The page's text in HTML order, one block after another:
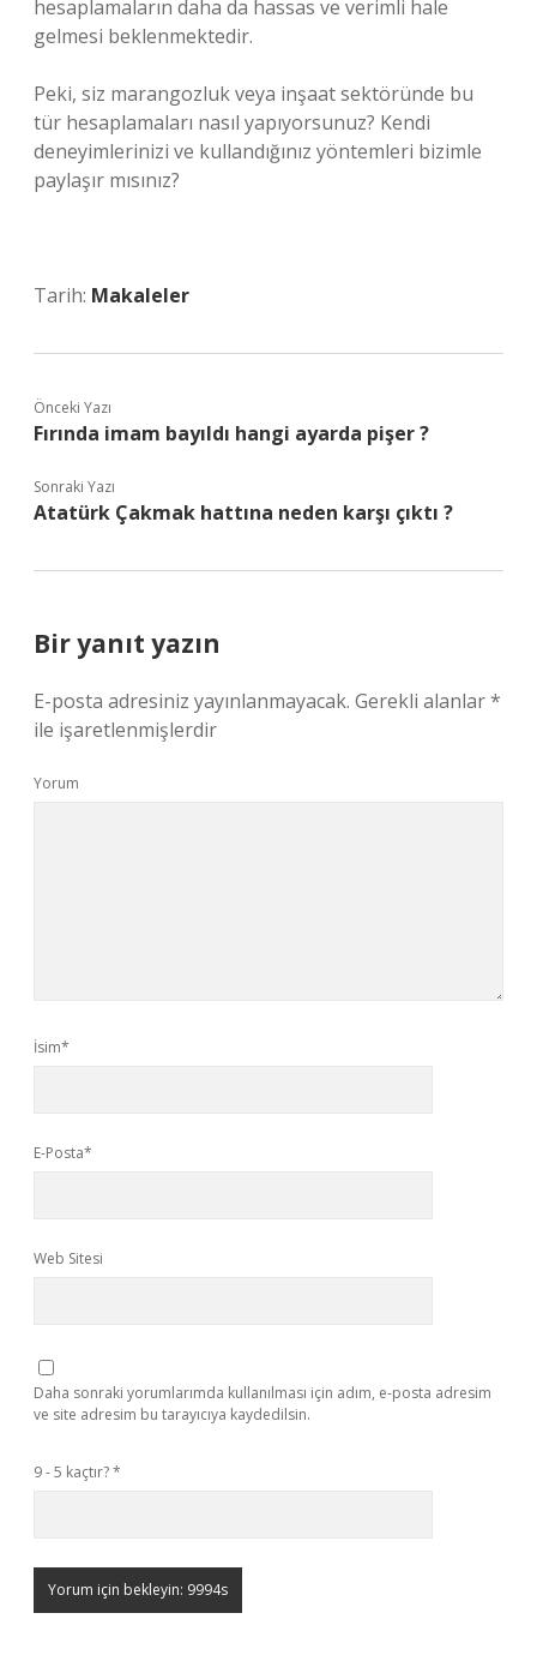
hesaplamaların daha da hassas ve verimli hale
gelmesi beklenmektedir.
Peki, siz marangozluk veya inşaat sektöründe bu
tür hesaplamaları nasıl yapıyorsunuz? Kendi
deneyimlerinizi ve kullandığınız yöntemleri bizimle
paylaşır mısınız?
Tarih: Makaleler
Önceki Yazı
Fırında imam bayıldı hangi ayarda pişer ?
Sonraki Yazı
Atatürk Çakmak hattına neden karşı çıktı ?
Bir yanıt yazın
E-posta adresiniz yayınlanmayacak. Gerekli alanlar*
ile işaretlenmişlerdir
Yorum
İsim*
E-Posta*
Web Sitesi
Daha sonraki yorumlarımda kullanılması için adım, e-posta adresim
ve site adresim bu tarayıcıya kaydedilsin.
9 - 5 kaçtır?*